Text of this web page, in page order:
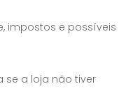
impostos e possíveis
se a loja não tiver